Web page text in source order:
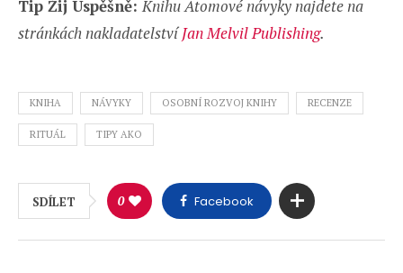
Tip Žij Úspěšně:Knihu Atomové návyky najdete na
stránkách nakladatelstvíJan Melvil Publishing.
KNIHA NÁVYKY OSOBNÍ ROZVOJ KNIHY RECENZE
RITUÁL TIPY AKO
SDÍLET 0 Facebook